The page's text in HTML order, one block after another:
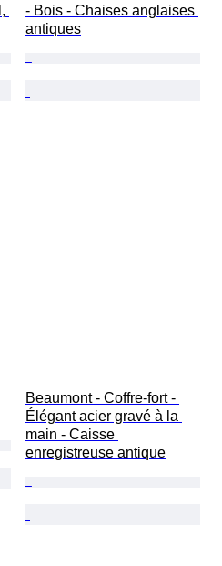
- Bois - Chaises anglaises
antiques
Beaumont - Coffre-fort -
Élégant acier gravé à la
main - Caisse
enregistreuse antique